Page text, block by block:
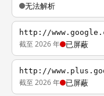
无法解析
http://
截至 2026 年 已屏蔽
http://
截至 2026 年 已屏蔽